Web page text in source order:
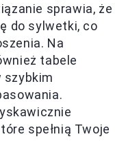
sprawia, że
do sylwetki, co
Na
tabele
szybkim
spełnią Twoje